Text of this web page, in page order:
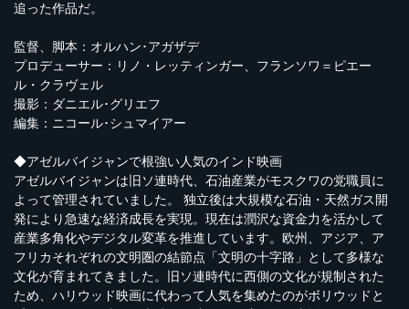
追った作品だ。
監督、脚本：オルハン･アガザデ
プロデューサー：リノ・レッティンガー、フランソワ＝ピエー
ル・クラヴェル
撮影：ダニエル･グリエフ
編集：ニコール･シュマイアー
◆アゼルバイジャンで根強い人気のインド映画
アゼルバイジャンは旧ソ連時代、石油産業がモスクワの党職員に
よって管理されていました。 独立後は大規模な石油・天然ガス開
発により急速な経済成長を実現。現在は潤沢な資金力を活かして
産業多角化やデジタル変革を推進しています。欧州、アジア、ア
フリカそれぞれの文明圏の結節点「文明の十字路」として多様な
文化が育まれてきました。旧ソ連時代に西側の文化が規制された
ため、ハリウッド映画に代わって人気を集めたのがボリウッドと